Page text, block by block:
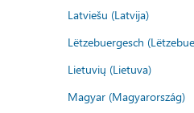
Latviešu (Latvija)
Lëtzebuergesch
Lietuvių (Lietuva)
Magyar (Magyarország)